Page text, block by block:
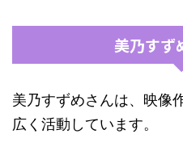
美乃すず
美乃すずめさんは、映像
広く活動しています。